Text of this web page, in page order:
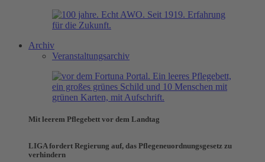
Archiv
Veranstaltungsarchiv
Mit leerem Pflegebett vor dem Landtag
LIGA fordert Regierung auf, das Pflegeneuordnungsgesetz zu
verhindern